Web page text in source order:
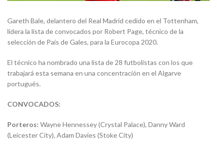
Gareth Bale, delantero del Real Madrid cedido en el Tottenham,
lidera la lista de convocados por Robert Page, técnico de la
selección de País de Gales, para la Eurocopa 2020.
El técnico ha nombrado una lista de 28 futbolistas con los que
trabajará esta semana en una concentración en el Algarve
portugués.
CONVOCADOS:
Porteros: Wayne Hennessey (Crystal Palace), Danny Ward
(Leicester City), Adam Davies (Stoke City)